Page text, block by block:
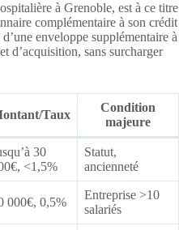
à Grenoble, est à ce titre
complémentaire à son crédit
enveloppe supplémentaire à
d’acquisition, sans surcharger
Taux
Condition
majeure
30
<1,5%
Statut,
ancienneté
000€, 0,5%
Entreprise >10
salariés